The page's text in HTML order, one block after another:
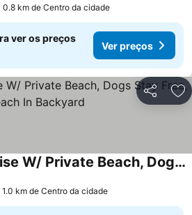
0.8 km de Centro da cidade
ver os preços
Ver preços
Partilhar
Beachfront Paradise W/ Private Beach, Dogs Stay Free, Beach In Backyard
1.0 km de Centro da cidade